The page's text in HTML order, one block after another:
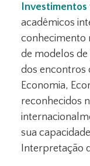
Investimentos
acadêmicos
conhecimento
de modelos de
dos encontros
Economia,
reconhecidos
sua
Interpretação